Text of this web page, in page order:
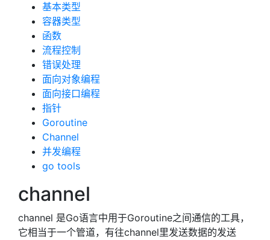
基本类型
容器类型
函数
流程控制
错误处理
面向对象编程
面向接口编程
指针
Goroutine
Channel
并发编程
go tools
channel
channel 是Go语言中用于Goroutine之间通信的工具，
它相当于一个管道，有往channel里发送数据的发送